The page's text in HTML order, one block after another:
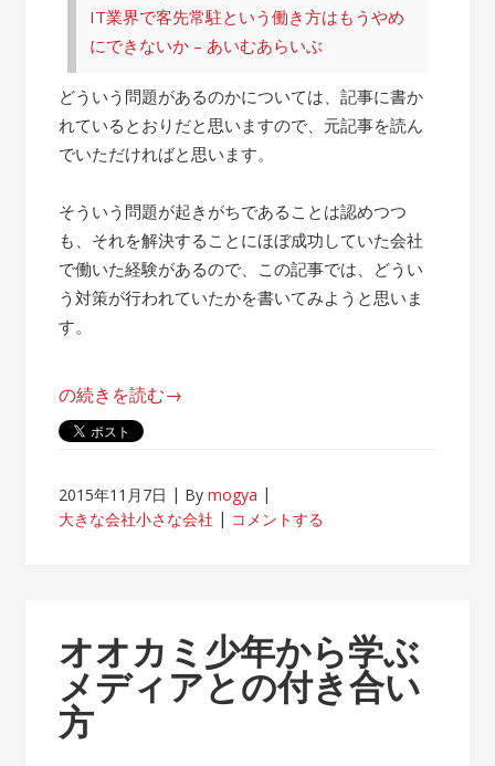
IT業界で客先常駐という働き方はもうやめ
にできないか – あいむあらいぶ
どういう問題があるのかについては、記事に書か
れているとおりだと思いますので、元記事を読ん
でいただければと思います。
そういう問題が起きがちであることは認めつつ
も、それを解決することにほぼ成功していた会社
で働いた経験があるので、この記事では、どうい
う対策が行われていたかを書いてみようと思いま
す。
“帰
属
が
客
先
常
駐
の続きを読む→
2015年11月7日 Bymogya
大きな会社小さな会社
コメントする
オオカミ少年から学ぶ
メディアとの付き合い
方